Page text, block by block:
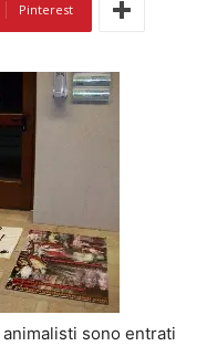
Pinterest
animalisti sono entrati